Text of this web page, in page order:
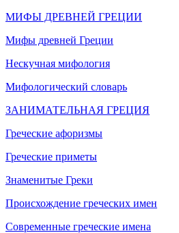
МИФЫ ДРЕВНЕЙ ГРЕЦИИ
Мифы древней Греции
Нескучная мифология
Мифологический словарь
ЗАНИМАТЕЛЬНАЯ ГРЕЦИЯ
Греческие афоризмы
Греческие приметы
Знаменитые Греки
Происхождение греческих имен
Современные греческие имена